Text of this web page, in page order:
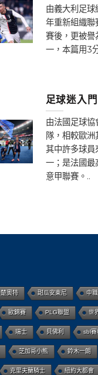
由義大利足
年重新組織
賽後，更被譽
一，本篇用3
足球迷入
由法國足球
隊，相較歐
其中許多球員
一；是法國最
意甲聯賽。..
楚奧特 甜瓜安東尼 中職
歐錦賽 PLG聯盟 世
瑞士 貝佛利 sbl賽
芝加哥小熊 鈴木一朗
克里夫蘭騎士 紐約大都會